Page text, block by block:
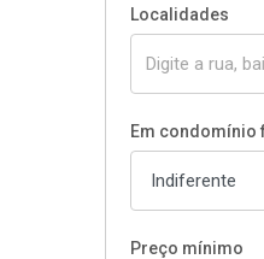
Localidades
Em condomínio
Preço mínimo